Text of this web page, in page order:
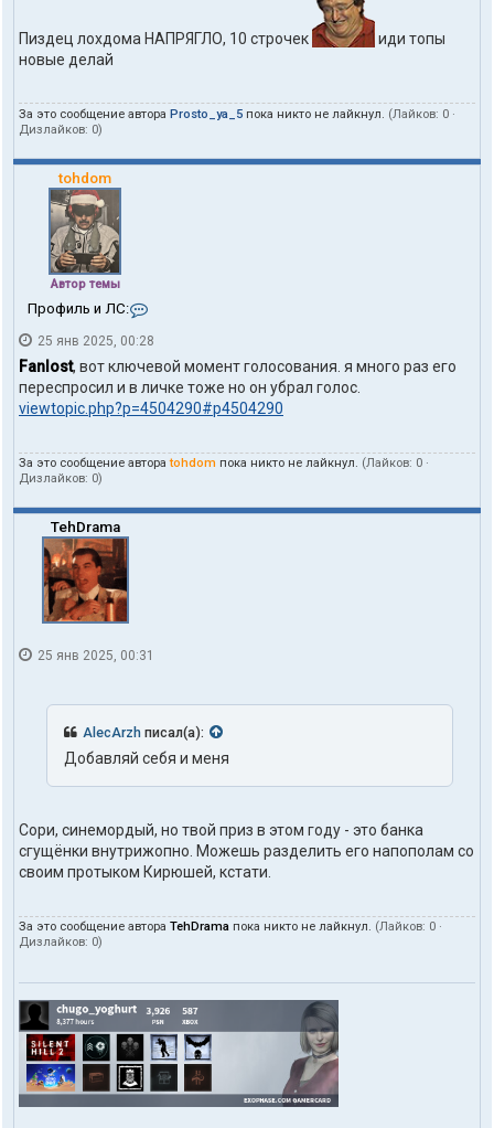
Пиздец лохдома НАПРЯГЛО, 10 строчек
иди топы
новые делай
За это сообщение автора Prosto_ya_5 пока никто не лайкнул. (Лайков: 0 ·
Дизлайков: 0)
tohdom
Автор темы
Профиль и ЛС:
н
т
а
к
т
о
з
t
o
m
25 янв 2025, 00:28
Fanlost, вот ключевой момент голосования. я много раз его
переспросил и в личке тоже но он убрал голос.
viewtopic.php?p=4504290#p4504290
За это сообщение автораtohdom пока никто не лайкнул. (Лайков: 0 ·
Дизлайков: 0)
TehDrama
25 янв 2025, 00:31
AlecArzh писал(а):
Добавляй себя и меня
Сори, синемордый, но твой приз в этом году - это банка
сгущёнки внутрижопно. Можешь разделить его напополам со
своим протыком Кирюшей, кстати.
За это сообщение автора TehDrama пока никто не лайкнул. (Лайков: 0 ·
Дизлайков: 0)